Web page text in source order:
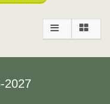
2027